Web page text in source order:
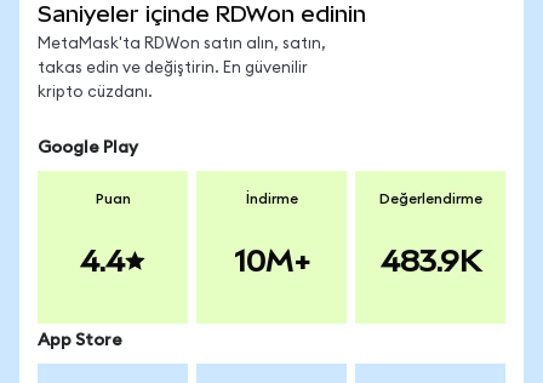
Saniyeler içinde RDWon edinin
MetaMask'ta RDWon satın alın, satın,
takas edin ve değiştirin. En güvenilir
kripto cüzdanı.
Google Play
Puan
4.4
İndirme
10M+
Değerlendirme
483.9K
App Store